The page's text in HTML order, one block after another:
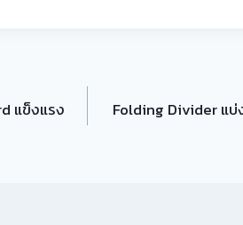
แข็งแรง
Folding Divider แบ่